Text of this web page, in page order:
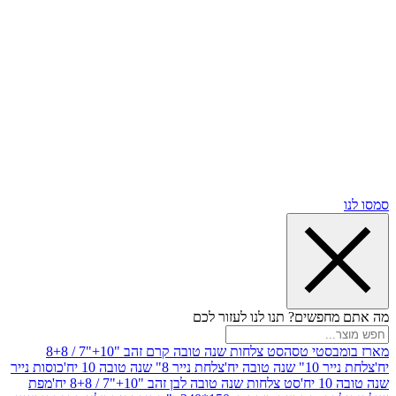
תנו לנו לעזור לכם
טסה
סט צלחות שנה טובה קרם זהב "10+"7 / 8+8
יח'
צלחת נייר 8" שנה טובה 10 יח'
כוסות נייר
סט צלחות שנה טובה לבן זהב "10+"7 / 8+8 יח'
מפת